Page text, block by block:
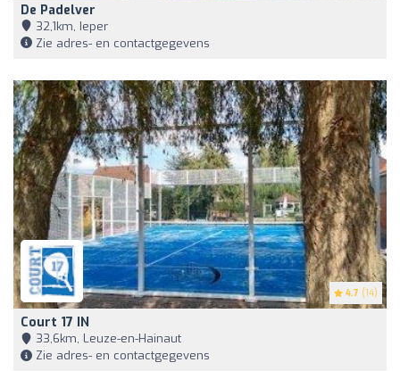
De Padelver
32,1km, Ieper
Zie adres- en contactgegevens
4.7 (14)
Court 17 IN
33,6km, Leuze-en-Hainaut
Zie adres- en contactgegevens